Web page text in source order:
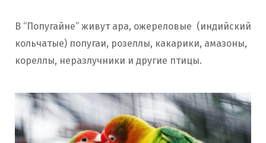
В “Попугайне” живут ара, ожереловые (индийский
кольчатые) попугаи, розеллы, какарики, амазоны,
кореллы, неразлучники и другие птицы.